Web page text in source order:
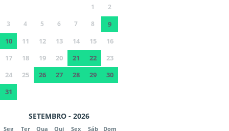
1
2
3
4 5 6 7 8
9
10
11 12 13 14 15
16
17
18 19 20 21 22
23
24
25 26 27 28 29
30
31
SETEMBRO - 2026
Seg Ter Qua Qui Sex Sáb Dom